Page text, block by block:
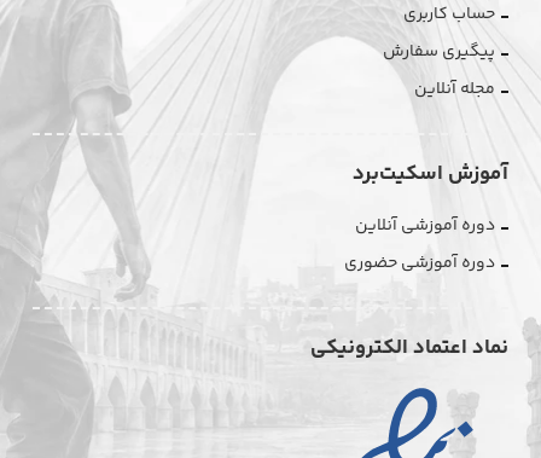
حساب کاربری
پیگیری سفارش
مجله آنلاین
آموزش اسکیت‌برد
دوره آموزشی آنلاین
دوره آموزشی حضوری
نماد اعتماد الکترونیکی